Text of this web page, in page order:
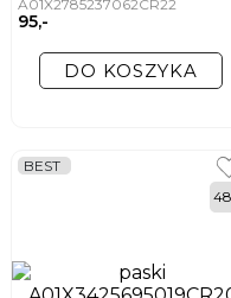
A01X2785237062CR22
95,-
DO KOSZYKA
BEST